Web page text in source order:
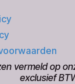
vermeld op
exclusief